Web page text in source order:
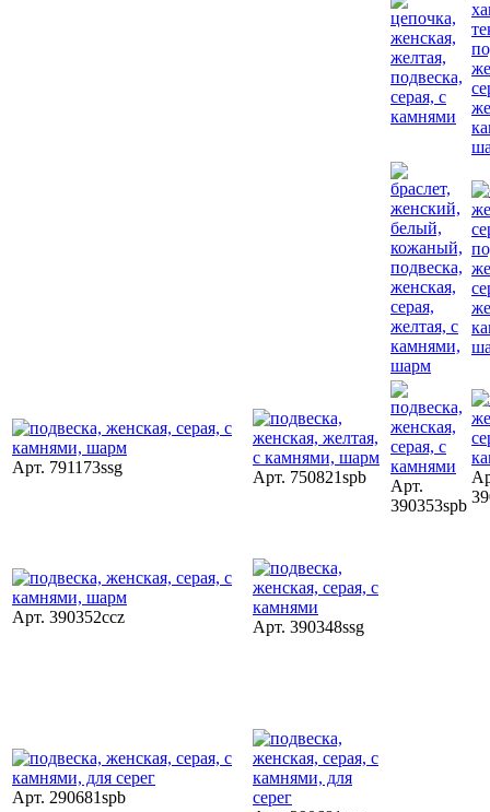
Арт. 791173ssg
Арт. 750821spb
Арт.
390353spb
Арт. 390352ccz
Арт. 390348ssg
Арт. 290681spb